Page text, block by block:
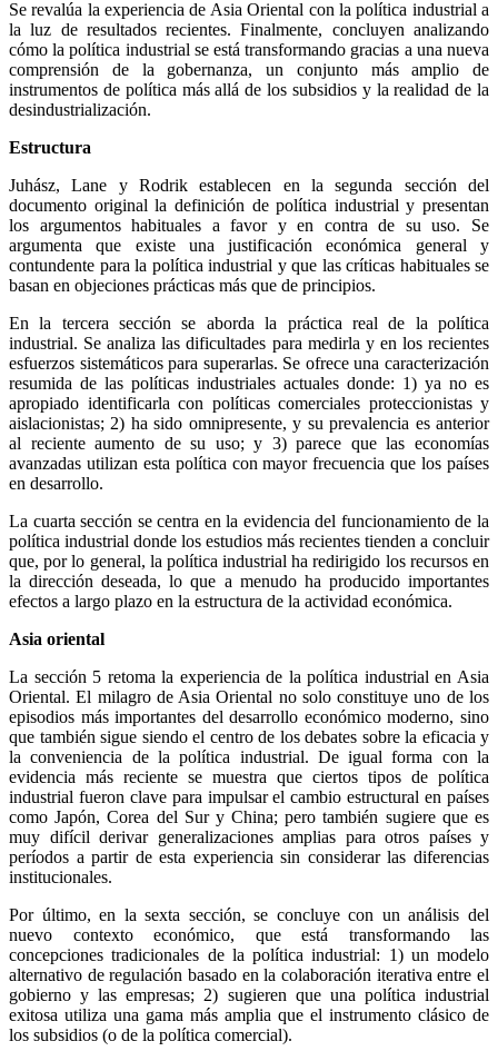
Se revalúa la experiencia de Asia Oriental con la política industrial a
la luz de resultados recientes. Finalmente, concluyen analizando
cómo la política industrial se está transformando gracias a una nueva
comprensión de la gobernanza, un conjunto más amplio de
instrumentos de política más allá de los subsidios y la realidad de la
desindustrialización.
Estructura
Juhász, Lane y Rodrik establecen en la segunda sección del
documento original la definición de política industrial y presentan
los argumentos habituales a favor y en contra de su uso. Se
argumenta que existe una justificación económica general y
contundente para la política industrial y que las críticas habituales se
basan en objeciones prácticas más que de principios.
En la tercera sección se aborda la práctica real de la política
industrial. Se analiza las dificultades para medirla y en los recientes
esfuerzos sistemáticos para superarlas. Se ofrece una caracterización
resumida de las políticas industriales actuales donde: 1) ya no es
apropiado identificarla con políticas comerciales proteccionistas y
aislacionistas; 2) ha sido omnipresente, y su prevalencia es anterior
al reciente aumento de su uso; y 3) parece que las economías
avanzadas utilizan esta política con mayor frecuencia que los países
en desarrollo.
La cuarta sección se centra en la evidencia del funcionamiento de la
política industrial donde los estudios más recientes tienden a concluir
que, por lo general, la política industrial ha redirigido los recursos en
la dirección deseada, lo que a menudo ha producido importantes
efectos a largo plazo en la estructura de la actividad económica.
Asia oriental
La sección 5 retoma la experiencia de la política industrial en Asia
Oriental. El milagro de Asia Oriental no solo constituye uno de los
episodios más importantes del desarrollo económico moderno, sino
que también sigue siendo el centro de los debates sobre la eficacia y
la conveniencia de la política industrial. De igual forma con la
evidencia más reciente se muestra que ciertos tipos de política
industrial fueron clave para impulsar el cambio estructural en países
como Japón, Corea del Sur y China; pero también sugiere que es
muy difícil derivar generalizaciones amplias para otros países y
períodos a partir de esta experiencia sin considerar las diferencias
institucionales.
Por último, en la sexta sección, se concluye con un análisis del
nuevo contexto económico, que está transformando las
concepciones tradicionales de la política industrial: 1) un modelo
alternativo de regulación basado en la colaboración iterativa entre el
gobierno y las empresas; 2) sugieren que una política industrial
exitosa utiliza una gama más amplia que el instrumento clásico de
los subsidios (o de la política comercial).